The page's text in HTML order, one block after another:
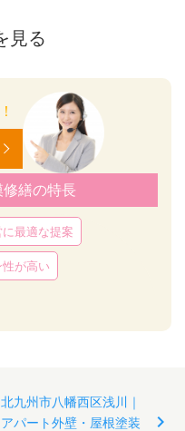
見る
繕の特長
最適な提案
が高い
北九州市八幡西区浅川｜
アパート外壁・屋根塗装